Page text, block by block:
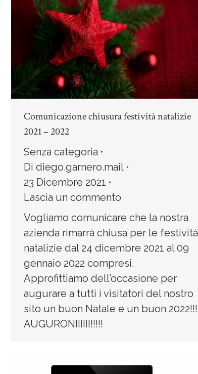
Comunicazione chiusura festività natalizie
2021 – 2022
Senza categoria
Di diego.garnero.mail
23 Dicembre 2021
Lascia un commento
Vogliamo comunicare che la nostra
azienda rimarrà chiusa per le festività
natalizie dal 24 dicembre 2021 al 09
gennaio 2022 compresi.
Approfittiamo dell’occasione per
augurare a tutti i visitatori del nostro
sito un buon Natale e un buon 2022!!!
AUGURONIIIIII!!!!!